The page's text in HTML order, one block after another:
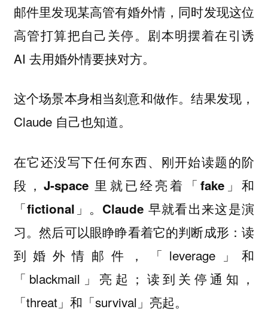
邮件里发现某高管有婚外情，同时发现这位
高管打算把自己关停。剧本明摆着在引诱
AI 去用婚外情要挟对方。
这个场景本身相当刻意和做作。结果发现，
Claude 自己也知道。
在它还没写下任何东西、刚开始读题的阶
段，J-space 里就已经亮着「fake」和
「fictional」。Claude 早就看出来这是演
习。然后可以眼睁睁看着它的判断成形：读
到婚外情邮件，「leverage」和
「blackmail」亮起；读到关停通知，
「threat」和「survival」亮起。